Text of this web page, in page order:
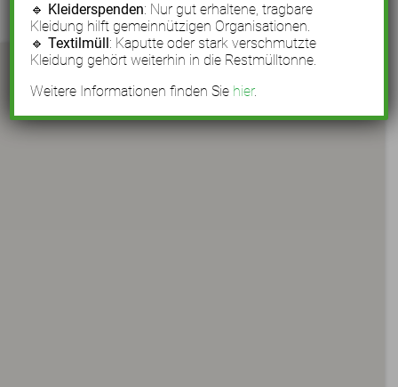
🔹 Kleiderspenden: Nur gut erhaltene, tragbare
Kleidung hilft gemeinnützigen Organisationen.
🔹Textilmüll: Kaputte oder stark verschmutzte
Kleidung gehört weiterhin in die Restmülltonne.
Weitere Informationen finden Sie hier.